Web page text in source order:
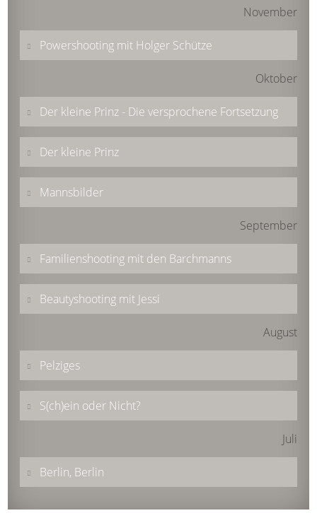
November
Powershooting mit Holger Schütze
Oktober
Der kleine Prinz - Die versprochene Fortsetzung
Der kleine Prinz
Mannsbilder
September
Familienshooting mit den Barchmanns
Beautyshooting mit Jessi
August
Pelziges
S(ch)ein oder Nicht?
Juli
Berlin, Berlin